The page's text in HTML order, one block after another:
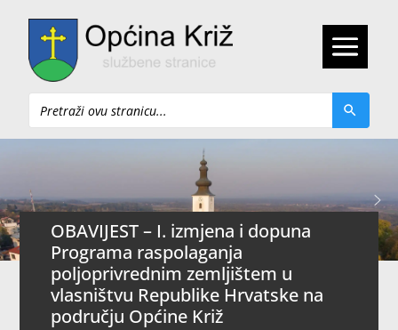
Pretraži
OBAVIJEST – I. izmjena i dopuna
Programa raspolaganja
poljoprivrednim zemljištem u
vlasništvu Republike Hrvatske na
području Općine Križ